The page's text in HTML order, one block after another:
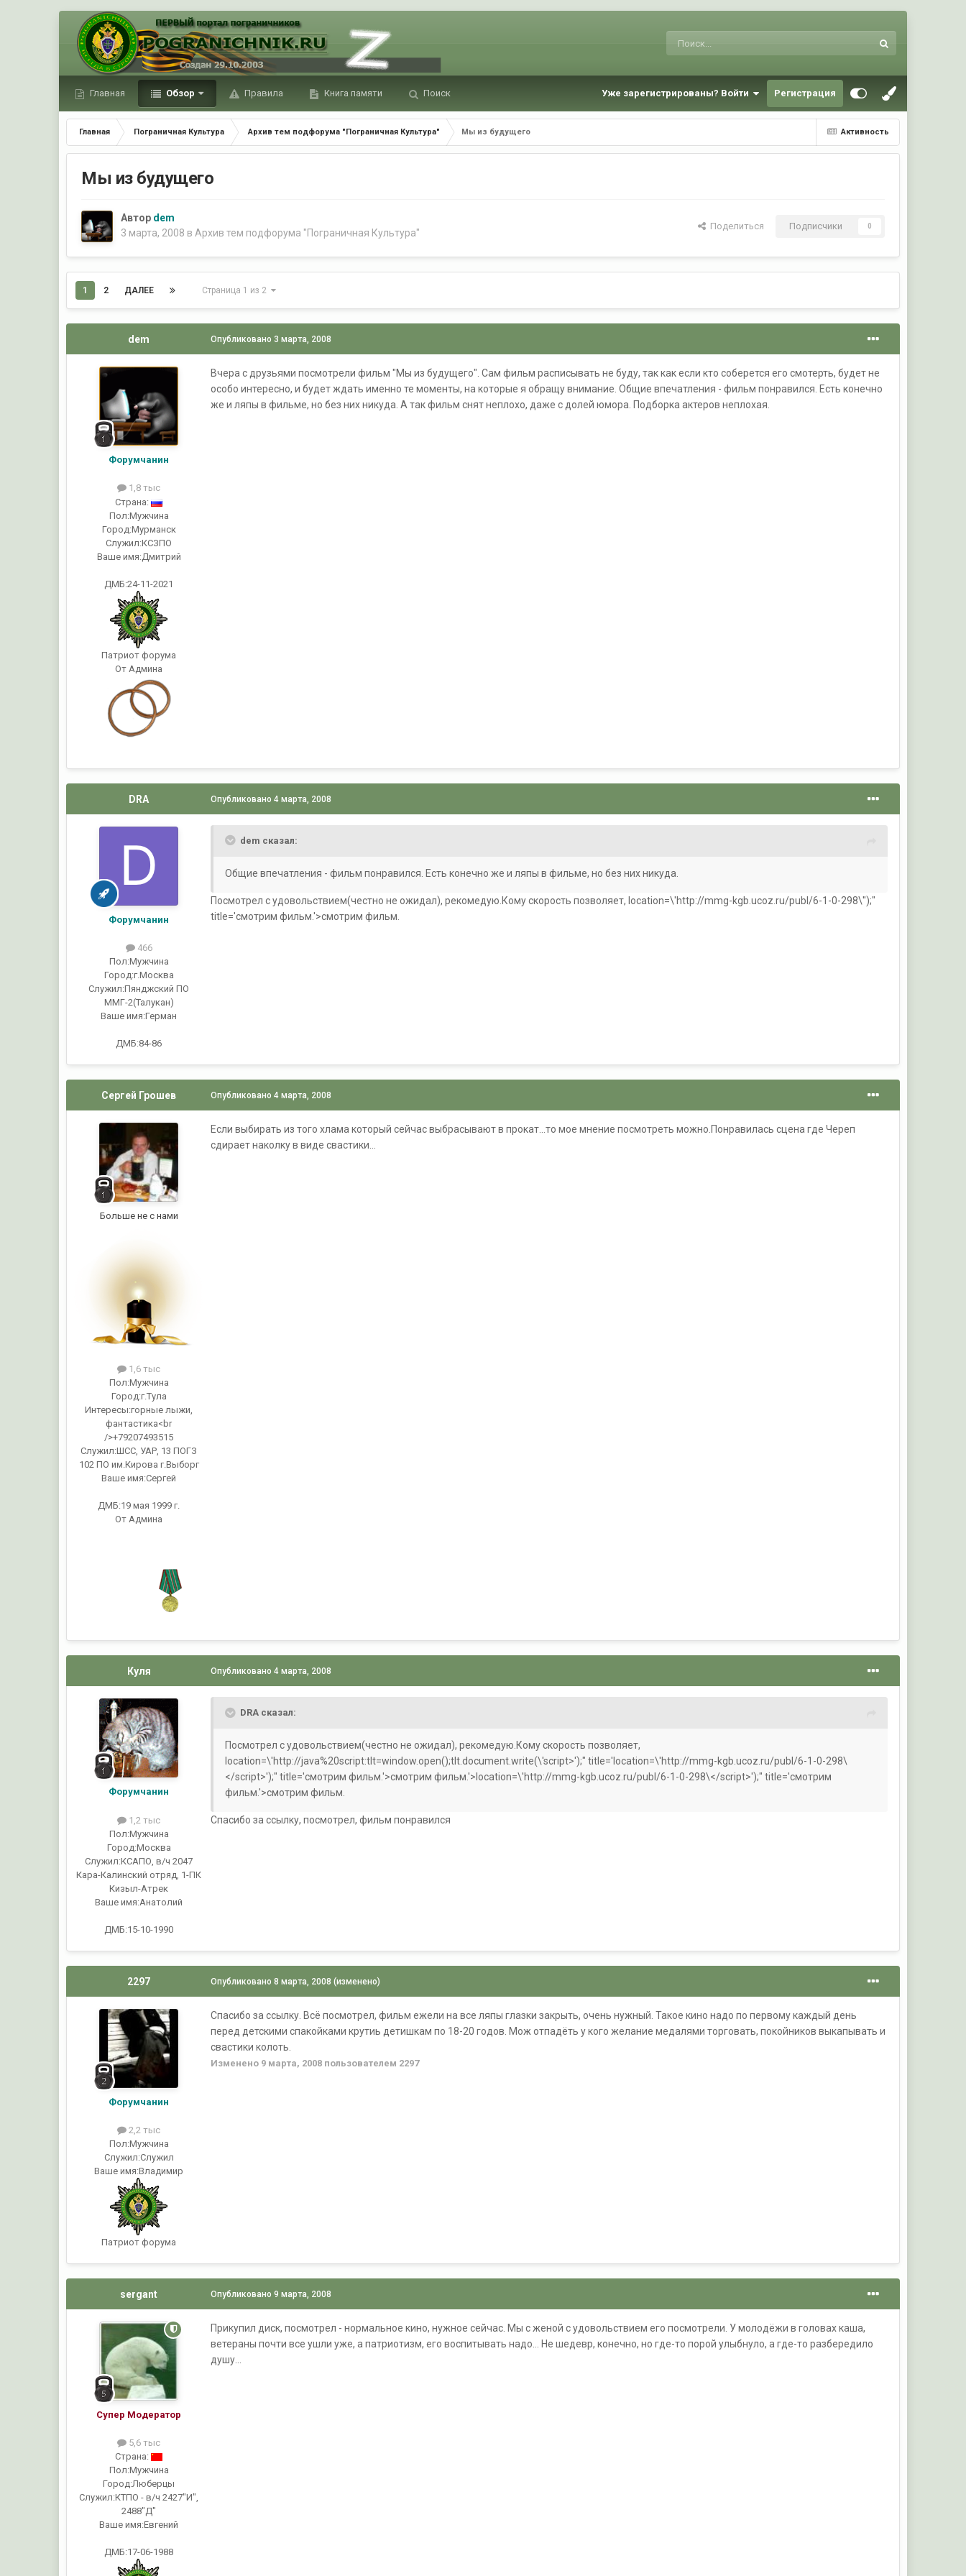
Главная Обзор Правила Книга памяти Поиск Уже зарегистрированы? Войти Регистрация
Активность
Главная Пограничная Культура Архив тем подфорума "Пограничная Культура" Мы из будущего
Мы из будущего
Автор dem
3 марта, 2008 вАрхив тем подфорума "Пограничная Культура"
Поделиться Подписчики 0
1 2 ДАЛЕЕ Страница 1 из 2
dem
Форумчанин
1,8 тыс
Страна:
Пол:Мужчина
Город:Мурманск
Служил:КСЗПО
Ваше имя:Дмитрий
ДМБ:24-11-2021
Патриот форума
От Админа
Опубликовано 3 марта, 2008
Вчера с друзьями посмотрели фильм "Мы из будущего". Сам фильм расписывать не буду, так как если кто соберется его смотерть, будет не
особо интересно, и будет ждать именно те моменты, на которые я обращу внимание. Общие впечатления - фильм понравился. Есть конечно
же и ляпы в фильме, но без них никуда. А так фильм снят неплохо, даже с долей юмора. Подборка актеров неплохая.
DRA
Форумчанин
466
Пол:Мужчина
Город:г.Москва
Служил:Пянджский ПО
ММГ-2(Талукан)
Ваше имя:Герман
ДМБ:84-86
Опубликовано4 марта, 2008
dem сказал:
Общие впечатления - фильм понравился. Есть конечно же и ляпы в фильме, но без них никуда.
Посмотрел с удовольствием(честно не ожидал), рекомедую.Кому скорость позволяет, location=\'http://mmg-kgb.ucoz.ru/publ/6-1-0-298\'');"
title='смотрим фильм.'>смотрим фильм.
Сергей Грошев
Больше не с нами
1,6 тыс
Пол:Мужчина
Город:г.Тула
Интересы:горные лыжи,
фантастика<br
/>+79207493515
Служил:ШСС, УАР, 13 ПОГЗ
102 ПО им.Кирова г.Выборг
Ваше имя:Сергей
ДМБ:19 мая 1999 г.
От Админа
Опубликовано4 марта, 2008
Если выбирать из того хлама который сейчас выбрасывают в прокат...то мое мнение посмотреть можно.Понравилась сцена где Череп
сдирает наколку в виде свастики...
Куля
Форумчанин
1,2 тыс
Пол:Мужчина
Город:Москва
Служил:КСАПО, в/ч 2047
Кара-Калинский отряд, 1-ПК
Кизыл-Атрек
Ваше имя:Анатолий
ДМБ:15-10-1990
Опубликовано4 марта, 2008
DRA сказал:
Посмотрел с удовольствием(честно не ожидал), рекомедую.Кому скорость позволяет,
location=\'http://java%20script:tlt=window.open();tlt.document.write(\'script>');" title='location=\'http://mmg-kgb.ucoz.ru/publ/6-1-0-298\
</script>');" title='смотрим фильм.'>смотрим фильм.'>location=\'http://mmg-kgb.ucoz.ru/publ/6-1-0-298\</script>');" title='смотрим
фильм.'>смотрим фильм.
Спасибо за ссылку, посмотрел, фильм понравился
2297
Форумчанин
2,2 тыс
Пол:Мужчина
Служил:Служил
Ваше имя:Владимир
Патриот форума
Опубликовано8 марта, 2008 (изменено)
Спасибо за ссылку. Всё посмотрел, фильм ежели на все ляпы глазки закрыть, очень нужный. Такое кино надо по первому каждый день
перед детскими спакойками крутиь детишкам по 18-20 годов. Мож отпадёть у кого желание медалями торговать, покойников выкапывать и
свастики колоть.
Изменено 9 марта, 2008 пользователем 2297
sergant
Супер Модератор
5,6 тыс
Страна:
Пол:Мужчина
Город:Люберцы
Служил:КТПО - в/ч 2427"И",
2488"Д"
Ваше имя:Евгений
ДМБ:17-06-1988
Опубликовано9 марта, 2008
Прикупил диск, посмотрел - нормальное кино, нужное сейчас. Мы с женой с удовольствием его посмотрели. У молодёжи в головах каша,
ветераны почти все ушли уже, а патриотизм, его воспитывать надо... Не шедевр, конечно, но где-то порой улыбнуло, а где-то разбередило
душу...